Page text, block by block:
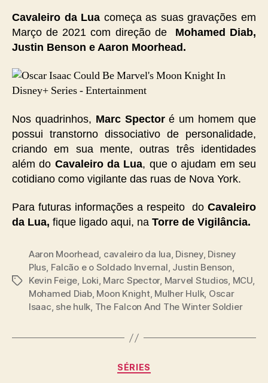
Cavaleiro da Lua começa as suas gravações em
Março de 2021 com direção de Mohamed Diab,
Justin Benson e Aaron Moorhead.
Nos quadrinhos, Marc Spectoré um homem que
possui transtorno dissociativo de personalidade,
criando em sua mente, outras três identidades
além do Cavaleiro da Lua, que o ajudam em seu
cotidiano como vigilante das ruas de Nova York.
Para futuras informações a respeito do Cavaleiro
da Lua, fique ligado aqui, na Torre de Vigilância.
Tags
Aaron Moorhead, cavaleiro da lua, Disney, Disney
Plus, Falcão e o Soldado Invernal, Justin Benson,
Kevin Feige, Loki, Marc Spector, Marvel Studios, MCU,
Mohamed Diab, Moon Knight, Mulher Hulk, Oscar
Isaac, she hulk, The Falcon And The Winter Soldier
Categorias
SÉRIES